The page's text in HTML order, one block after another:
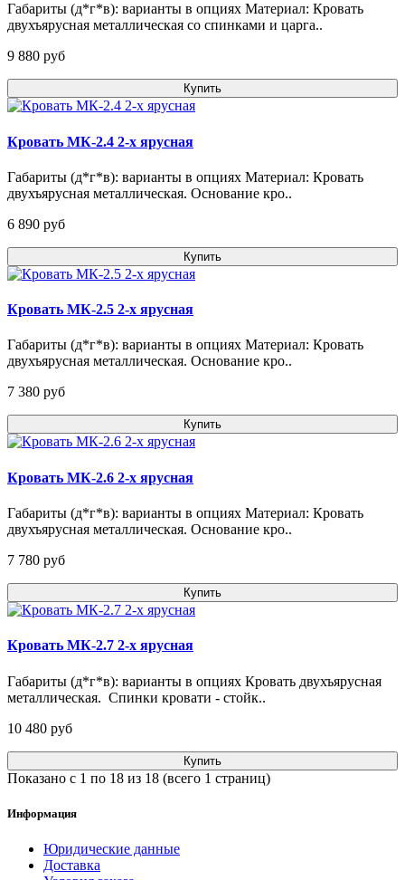
Габариты (д*г*в): варианты в опциях Материал: Кровать
двухъярусная металлическая со спинками и царга..
9 880 pуб
Купить
Кровать МК-2.4 2-х ярусная
Габариты (д*г*в): варианты в опциях Материал: Кровать
двухъярусная металлическая. Основание кро..
6 890 pуб
Купить
Кровать МК-2.5 2-х ярусная
Габариты (д*г*в): варианты в опциях Материал: Кровать
двухъярусная металлическая. Основание кро..
7 380 pуб
Купить
Кровать МК-2.6 2-х ярусная
Габариты (д*г*в): варианты в опциях Материал: Кровать
двухъярусная металлическая. Основание кро..
7 780 pуб
Купить
Кровать МК-2.7 2-х ярусная
Габариты (д*г*в): варианты в опциях Кровать двухъярусная
металлическая. Спинки кровати - стойк..
10 480 pуб
Купить
Показано с 1 по 18 из 18 (всего 1 страниц)
Информация
Юридические данные
Доставка